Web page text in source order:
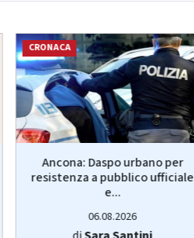
CRONACA
Ancona: Daspo urbano per
resistenza a pubblico ufficiale
e...
06.08.2026